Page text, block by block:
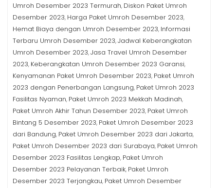
Umroh Desember 2023 Termurah, Diskon Paket Umroh
Desember 2023, Harga Paket Umroh Desember 2023,
Hemat Biaya dengan Umroh Desember 2023, Informasi
Terbaru Umroh Desember 2023,Jadwal Keberangkatan
Umroh Desember 2023,Jasa Travel Umroh Desember
2023, Keberangkatan Umroh Desember 2023 Garansi,
Kenyamanan Paket Umroh Desember 2023, Paket Umroh
2023 dengan Penerbangan Langsung, Paket Umroh 2023
Fasilitas Nyaman, Paket Umroh 2023 Mekkah Madinah,
Paket Umroh Akhir Tahun Desember 2023, Paket Umroh
Bintang 5 Desember 2023, Paket Umroh Desember 2023
dari Bandung, Paket Umroh Desember 2023 dari Jakarta,
Paket Umroh Desember 2023 dari Surabaya, Paket Umroh
Desember 2023 Fasilitas Lengkap, Paket Umroh
Desember 2023 Pelayanan Terbaik, Paket Umroh
Desember 2023 Terjangkau, Paket Umroh Desember